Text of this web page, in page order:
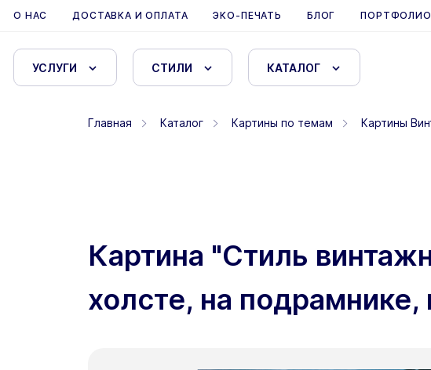
О НАС ДОСТАВКА И ОПЛАТА ЭКО-ПЕЧАТЬ БЛОГ ПОРТФОЛИО
УСЛУГИ СТИЛИ КАТАЛОГ
Главная Каталог Картины по темам Картины
Картина "Стиль
холсте, на